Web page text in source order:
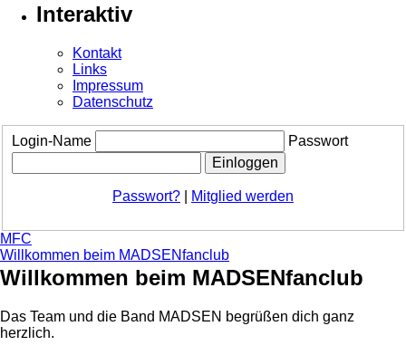
Interaktiv
Kontakt
Links
Impressum
Datenschutz
Login-Name Passwort
Passwort? Mitglied werden
MFC
Willkommen beim MADSENfanclub
Willkommen beim MADSENfanclub
Das Team und die Band MADSEN begrüßen dich ganz
herzlich.